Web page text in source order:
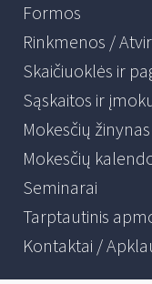
Formos
Rinkmenos /
Skaičiuoklės ir
Sąskaitos ir
Mokesčių žinynas
Mokesčių
Seminarai
Tarptautinis
Kontaktai /